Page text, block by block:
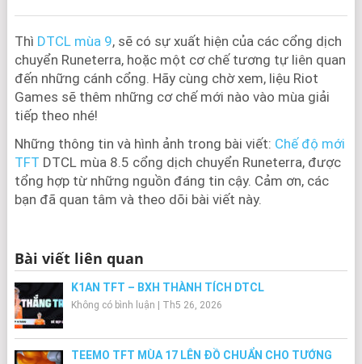
Thì DTCL mùa 9, sẽ có sự xuất hiện của các cổng dịch
chuyển Runeterra, hoặc một cơ chế tương tự liên quan
đến những cánh cổng. Hãy cùng chờ xem, liệu Riot
Games sẽ thêm những cơ chế mới nào vào mùa giải
tiếp theo nhé!
Những thông tin và hình ảnh trong bài viết: Chế độ mới
TFT DTCL mùa 8.5 cổng dịch chuyển Runeterra, được
tổng hợp từ những nguồn đáng tin cậy. Cảm ơn, các
bạn đã quan tâm và theo dõi bài viết này.
Bài viết liên quan
K1AN TFT – BXH THÀNH TÍCH DTCL
Không có bình luận Th5 26, 2026
TEEMO TFT MÙA 17 LÊN ĐỒ CHUẨN CHO TƯỚNG